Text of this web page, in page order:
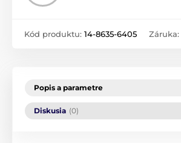
Kód produktu: 14-8635-6405 Záruka:
Popis a parametre
Diskusia (0)